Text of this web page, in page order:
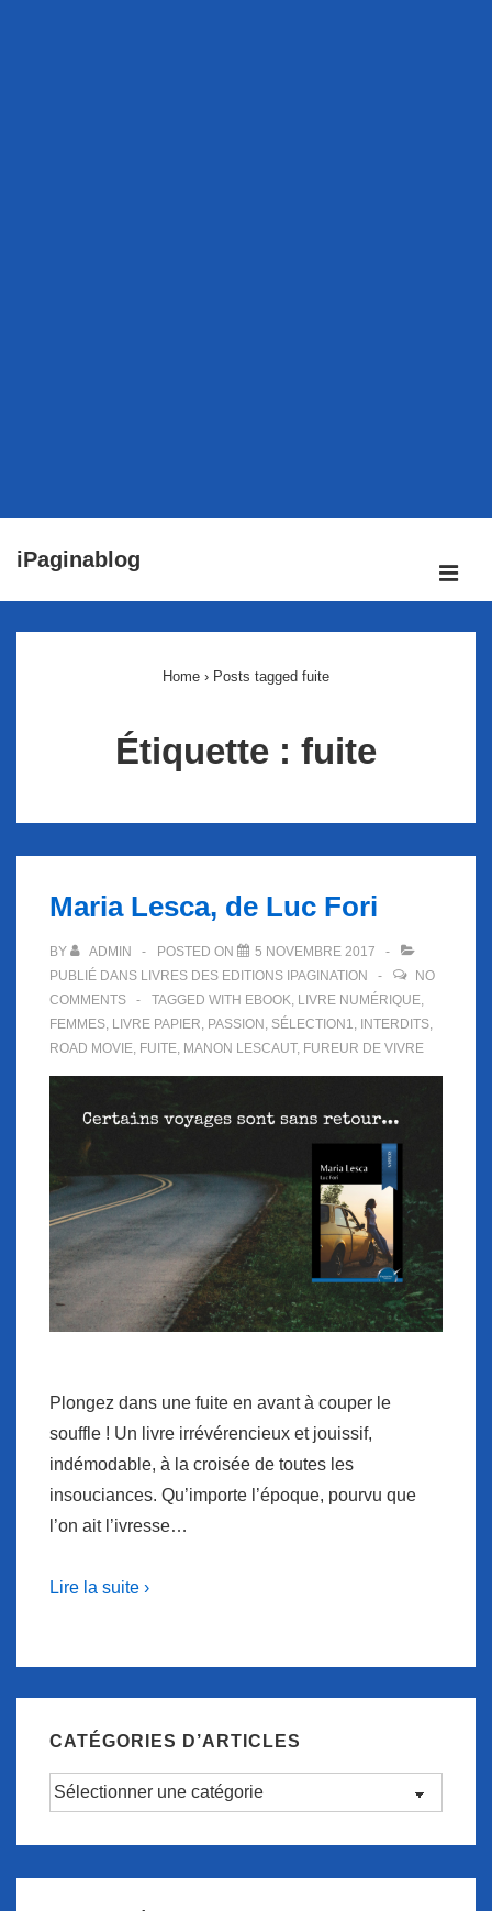
passer
iPaginablog
Home › Posts tagged fuite
Étiquette : fuite
Maria Lesca, de Luc Fori
BY ADMIN POSTED ON
5 NOVEMBRE 2017
PUBLIÉ DANS LIVRES DES EDITIONS IPAGINATION
NO
COMMENTS
TAGGED WITH EBOOK, LIVRE NUMÉRIQUE,
FEMMES, LIVRE PAPIER, PASSION , SÉLECTION1, INTERDITS,
ROAD MOVIE, FUITE, MANON LESCAUT, FUREUR DE VIVRE
Plongez dans une fuite en avant à couper le
souffle ! Un livre irrévérencieux et jouissif,
indémodable, à la croisée de toutes les
insouciances. Qu’importe l’époque, pourvu que
l’on ait l’ivresse…
Lire la suite ›
CATÉGORIES D’ARTICLES
Catégories
d’articles